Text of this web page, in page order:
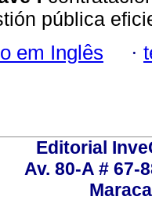
pública
em Inglês ·
Editorial
Av. 80-A # 67-